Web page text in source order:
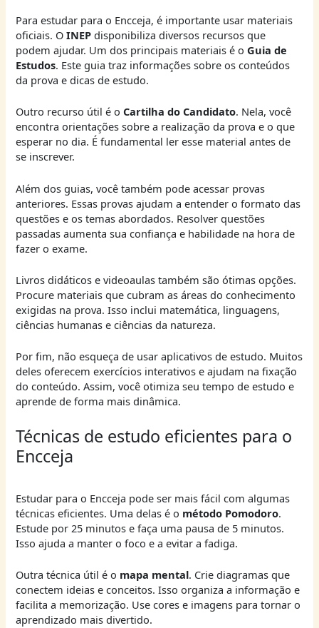
Para estudar para o Encceja, é importante usar materiais
oficiais. OINEP disponibiliza diversos recursos que
podem ajudar. Um dos principais materiais é oGuia de
Estudos. Este guia traz informações sobre os conteúdos
da prova e dicas de estudo.
Outro recurso útil é oCartilha do Candidato. Nela, você
encontra orientações sobre a realização da prova e o que
esperar no dia. É fundamental ler esse material antes de
se inscrever.
Além dos guias, você também pode acessar provas
anteriores. Essas provas ajudam a entender o formato das
questões e os temas abordados. Resolver questões
passadas aumenta sua confiança e habilidade na hora de
fazer o exame.
Livros didáticos e videoaulas também são ótimas opções.
Procure materiais que cubram as áreas do conhecimento
exigidas na prova. Isso inclui matemática, linguagens,
ciências humanas e ciências da natureza.
Por fim, não esqueça de usar aplicativos de estudo. Muitos
deles oferecem exercícios interativos e ajudam na fixação
do conteúdo. Assim, você otimiza seu tempo de estudo e
aprende de forma mais dinâmica.
Técnicas de estudo eficientes para o
Encceja
Estudar para o Encceja pode ser mais fácil com algumas
técnicas eficientes. Uma delas é o método Pomodoro.
Estude por 25 minutos e faça uma pausa de 5 minutos.
Isso ajuda a manter o foco e a evitar a fadiga.
Outra técnica útil é o mapa mental. Crie diagramas que
conectem ideias e conceitos. Isso organiza a informação e
facilita a memorização. Use cores e imagens para tornar o
aprendizado mais divertido.